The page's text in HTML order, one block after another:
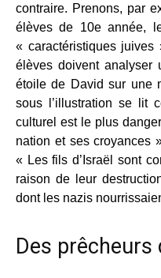
contraire. Prenons, par
élèves de 10e année,
« caractéristiques
élèves doivent analyser
étoile de David sur une
sous l’illustration se lit
culturel est le plus
nation et ses croyances
« Les fils d’Israël sont
raison de leur
dont les nazis
Des